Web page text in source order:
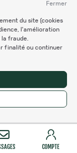
Fermer
du site (cookies
l'amélioration
fraude.
finalité ou continuer
COMPTE
N°CNIL: 1239459.
à leurs propriétaires